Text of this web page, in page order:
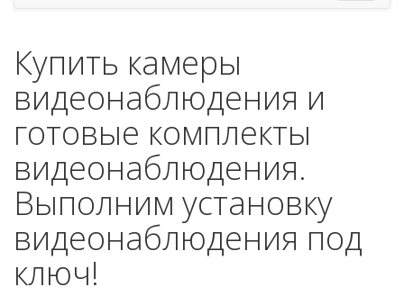
Купить камеры
видеонаблюдения и
готовые комплекты
видеонаблюдения.
Выполним установку
видеонаблюдения под
ключ!